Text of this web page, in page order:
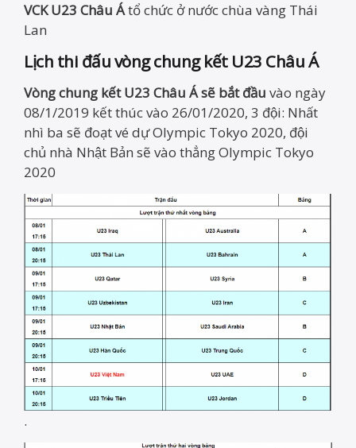
VCK U23 Châu Átổ chức ở nước chùa vàng Thái
Lan
Lịch thi đấu vòng chung kết U23 Châu Á
Vòng chung kết U23 Châu Á sẽ bắt đầu vào ngày
08/1/2019 kết thúc vào 26/01/2020, 3 đội: Nhất
nhì ba sẽ đoạt vé dự Olympic Tokyo 2020, đội
chủ nhà Nhật Bản sẽ vào thẳng Olympic Tokyo
2020
.